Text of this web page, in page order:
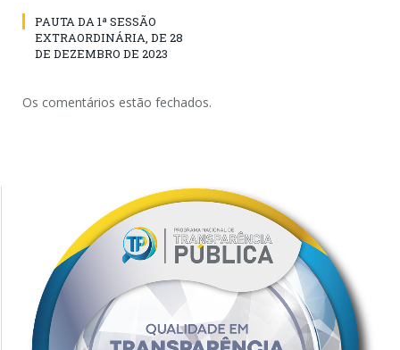
PAUTA DA 1ª SESSÃO
EXTRAORDINÁRIA, DE 28
DE DEZEMBRO DE 2023
Os comentários estão fechados.